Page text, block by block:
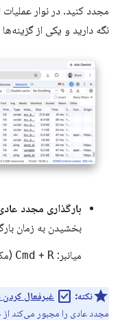
مجدد کنید. در نوار
نگه دارید و یکی از گزینه‌ها
بارگذاری مجدد
بخشیدن به زمان
میانبر:
Cmd + R
نکته: check_box غیرفعال کردن
مجدد عادی را مجبور می‌کند از